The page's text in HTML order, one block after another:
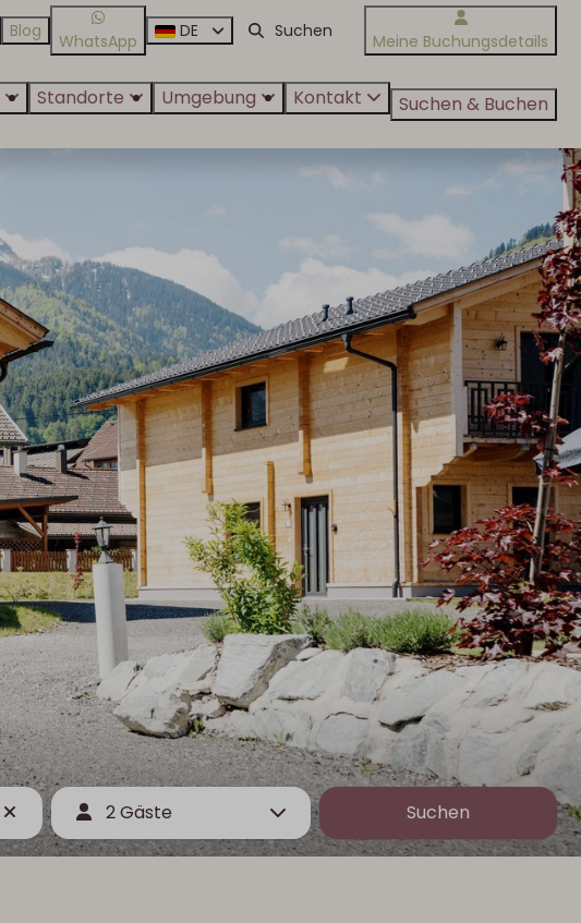
Blog WhatsApp DE Meine Buchungsdetails
Standorte Umgebung Kontakt Suchen & Buchen
2 Gäste Suchen